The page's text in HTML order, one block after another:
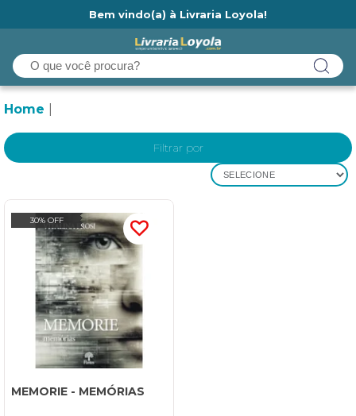
Bem vindo(a) à Livraria Loyola!
Home
Filtrar por
SELECIONE
30% OFF
MEMORIE - MEMÓRIAS